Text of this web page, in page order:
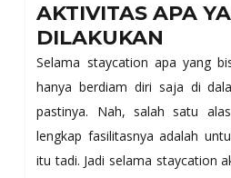
AKTIVITAS APA
DILAKUKAN
Selama staycation apa yang
hanya berdiam diri saja di
pastinya. Nah, salah satu
lengkap fasilitasnya adalah
itu tadi. Jadi selama staycation